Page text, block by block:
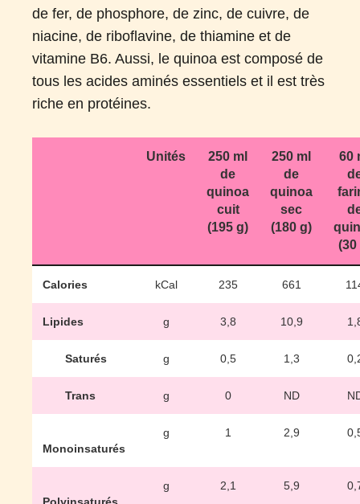
de fer, de phosphore, de zinc, de cuivre, de
niacine, de riboflavine, de thiamine et de
vitamine B6. Aussi, le quinoa est composé de
tous les acides aminés essentiels et il est très
riche en protéines.
Unités
250 ml
de
quinoa
cuit
(195 g)
250 ml
de
quinoa
sec
(180 g)
60
(30
Calories kCal 235 661
Lipides g 3,8 10,9
Saturés g 0,5 1,3
Trans g 0 ND
Monoinsaturés
g 1 2,9
g 2,1 5,9